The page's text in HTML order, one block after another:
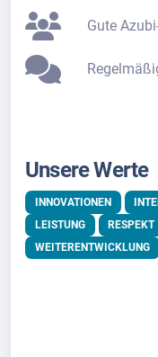
Gute
Unsere Werte
INNOVATIONEN
LEISTUNG
RESPEKT
WEITERENTWICKLUNG